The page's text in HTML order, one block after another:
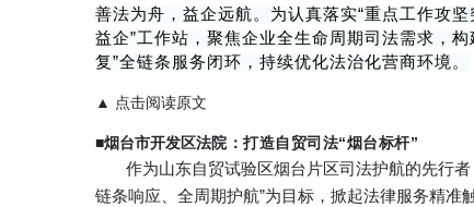
善法为舟，益企远航。为认真落实“重点工作攻坚
益企”工作站，聚焦企业全生命周期司法需求，
复”全链条服务闭环，持续优化法治化营商环境。
▲ 点击阅读原文
■烟台市开发区法院：打造自贸司法“烟台标杆”
作为山东自贸试验区烟台片区司法护航的先行
链条响应、全周期护航”为目标，掀起法律服务精准